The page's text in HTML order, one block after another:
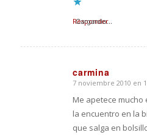
Cargando...
Responder
carmina
Dice:
7 noviembre 2010 en
Me apetece mucho
la encuentro en la
que salga en